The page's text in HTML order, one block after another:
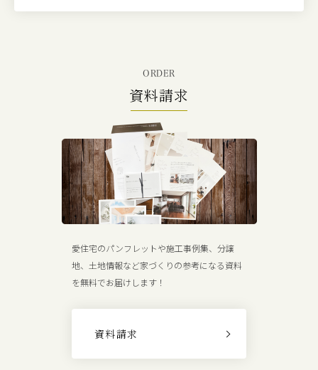
ORDER
資料請求
愛住宅のパンフレットや施工事例集、分譲
地、土地情報など家づくりの参考になる資料
を無料でお届けします！
資料請求